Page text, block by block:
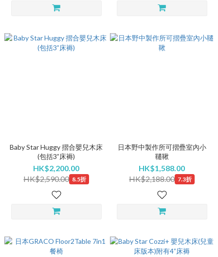
Baby Star Huggy 摺合嬰兒木床
(包括3”床褥)
HK$2,200.00
HK$2,590.00 8.5折
日本野中製作所可摺疊室內小
韆鞦
HK$1,588.00
HK$2,188.00 7.3折